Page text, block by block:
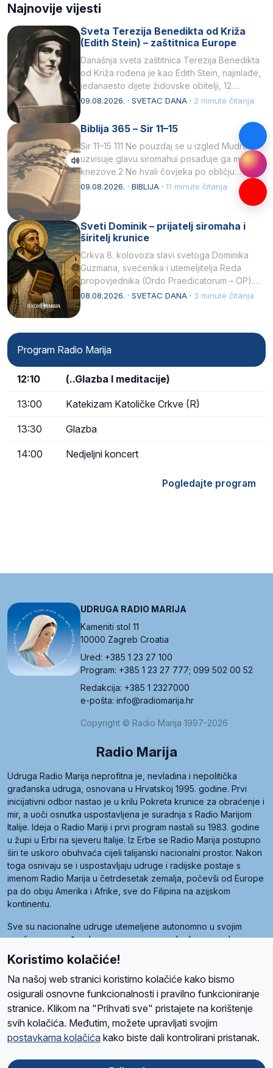
Najnovije vijesti
Sveta Terezija Benedikta od Križa
(Edith Stein) – zaštitnica Europe
Današnja sveta zaštitnica Terezija Benedikta
od Križa rođena je kao Edith Stein, najmlađe,
jedanaesto dijete židovske obitelji, 12.
listopada 1891, u Wrocławu…
09.08.2026. · SVETAC DANA · 2 minute čitanja
Biblija 365 – Sir 11–15
Sir 11–15 111 Ne pouzdaj se u izgled Mudrost
uzvisuje glavu siromahui posađuje ga među
knezove.2 Ne hvali čovjeka po obličju
njegovui…
09.08.2026. · BIBLIJA · 11 minute čitanja
Sveti Dominik – prijatelj siromaha i
širitelj krunice
Crkva 8. kolovoza slavi svetoga Dominika
Guzmana, svećenika i utemeljitelja Reda
propovjednika (Ordo Praedicatorum – OP).
Svojim životom, dubokom ljubavlju prema
08.08.2026. · SVETAC DANA · 3 minute čitanja
Program Radio Marija
12:10 (..Glazba I meditacije)
13:00 Katekizam Katoličke Crkve (R)
13:30 Glazba
14:00 Nedjeljni koncert
Pogledajte program
UDRUGA RADIO MARIJA
Kameniti stol 11
10000 Zagreb Croatia
Ured: +385 1 23 27 100
Program: +385 1 23 27 777; 099 502 00 52
Redakcija: +385 1 2327000
e-pošta: info@radiomarija.hr
Copyright © Radio Marija 1997-2026
Radio Marija
Udruga Radio Marija neprofitna je, nevladina i nepolitička
građanska udruga, osnovana u Hrvatskoj 1995. godine. Prvi
inicijativni odbor nastao je u krilu Pokreta krunice za obraćenje i
mir, a uoči osnutka uspostavljena je suradnja s Radio Marijom
Italije. Ideja o Radio Mariji i prvi program nastali su 1983. godine
u župi u Erbi na sjeveru Italije. Iz Erbe se Radio Marija postupno
širi te uskoro obuhvaća cijeli talijanski nacionalni prostor. Nakon
toga osnivaju se i uspostavljaju udruge i radijske postaje s
imenom Radio Marija u četrdesetak zemalja, počevši od Europe
pa do obiju Amerika i Afrike, sve do Filipina na azijskom
kontinentu.
Sve su nacionalne udruge utemeljene autonomno u svojim
zemljama, a međusobna su povezane preko krovne udruge
pod nazivom Svjetska obitelj Radio Marije (World Family of
Radio Maria). Svjetsku obitelj utemeljilo je sedam članica, među
kojima je i hrvatska Udruga Radio Marija.
O namaRadio ProgramVolonteriPrijateljiKontaktPravila privatnosti
Ova stranica je zaštićena Google reCAPTCHA sustavom
Koristimo kolačiće!
Na našoj web stranici koristimo kolačiće kako bismo
osigurali osnovne funkcionalnosti i pravilno funkcioniranje
stranice. Klikom na "Prihvati sve" pristajete na korištenje
svih kolačića. Međutim, možete upravljati svojim
postavkama kolačića kako biste dali kontrolirani pristanak.